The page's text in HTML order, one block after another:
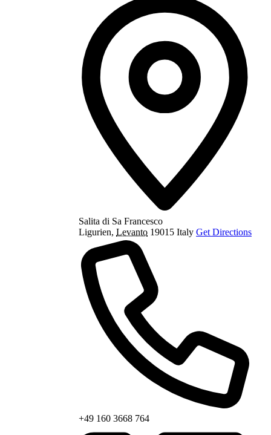
Salita di Sa Francesco
Ligurien, Levanto 19015 Italy Get Directions
Phone
+49 160 3668 764